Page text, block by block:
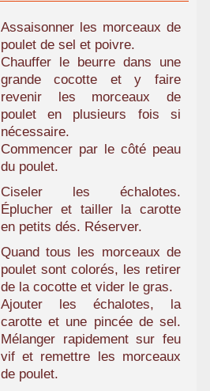
Assaisonner les morceaux de
poulet de sel et poivre.
Chauffer le beurre dans une
grande cocotte et y faire
revenir les morceaux de
poulet en plusieurs fois si
nécessaire.
Commencer par le côté peau
du poulet.
Ciseler les échalotes.
Éplucher et tailler la carotte
en petits dés. Réserver.
Quand tous les morceaux de
poulet sont colorés, les retirer
de la cocotte et vider le gras.
Ajouter les échalotes, la
carotte et une pincée de sel.
Mélanger rapidement sur feu
vif et remettre les morceaux
de poulet.